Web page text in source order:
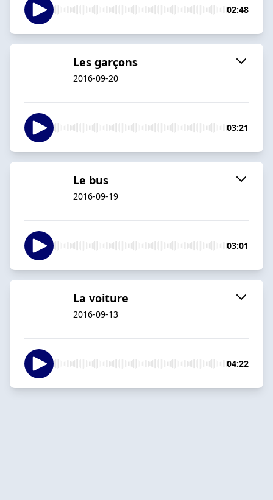
02:48
Les garçons
2016-09-20
03:21
Le bus
2016-09-19
03:01
La voiture
2016-09-13
04:22